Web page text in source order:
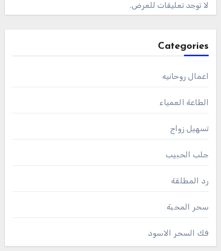
لا توجد تعليقات للعرض.
Categories
اعمال روحانيه
الطاعة العمياء
تسهيل زواج
جلب الحبيب
رد المطلقة
سحر المحبة
فك السحر الاسود